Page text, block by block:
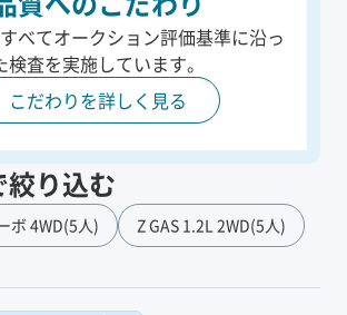
べてオークション評価基準に沿っ
検査を実施しています。
こだわりを詳しく見る
り込む
ボ 4WD(5人) Z GAS 1.2L 2WD(5人)